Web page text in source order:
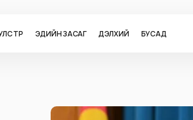
ТӨР ЭДИЙН ЗАСАГ ДЭЛХИЙ БУСАД